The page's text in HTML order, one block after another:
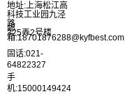
地址:上海松江高
科技工业园九泾
路
325弄2号楼
邮
箱:18701876288@kyfbest.com
固话:021-
64822327
手
机:15000149424